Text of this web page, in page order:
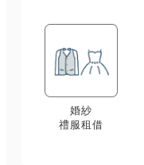
婚紗
禮服租借